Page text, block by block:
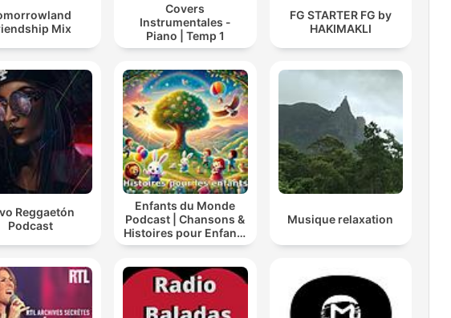
Mix
Covers
Instrumentales -
Piano | Temp 1
FG STARTER FG by
HAKIMAKLI
Reggaetón
Podcast
Enfants du Monde
Podcast | Chansons &
Histoires pour Enfants
| Contes & Comptines
Apprendre à Chanter
Compte
Musique relaxation